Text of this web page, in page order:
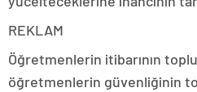
REKLAM
Öğretmenlerin itibarının
öğretmenlerin güvenliğinin